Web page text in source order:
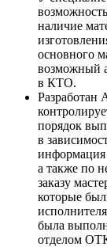
наличие
основного
возможный
в КТО.
Разработан
порядок
в
а также по
заказу
которые
была
отделом